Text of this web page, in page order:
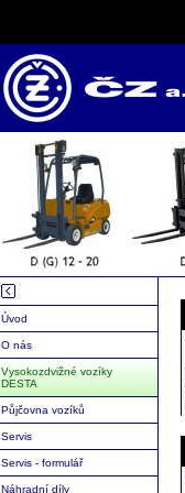
Úvod
O nás
Vysokozdvižné vozíky
DESTA
Půjčovna vozíků
Servis
Servis - formulář
Náhradní díly